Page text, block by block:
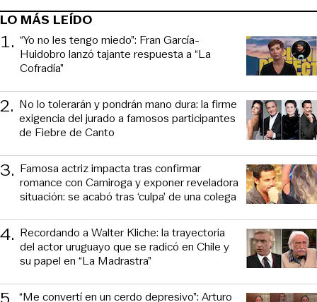
LO MÁS LEÍDO
1. “Yo no les tengo miedo”: Fran García-
Huidobro lanzó tajante respuesta a “La
Cofradía”
2. No lo tolerarán y pondrán mano dura: la firme
exigencia del jurado a famosos participantes
de Fiebre de Canto
3. Famosa actriz impacta tras confirmar
romance con Camiroga y exponer reveladora
situación: se acabó tras ‘culpa’ de una colega
4. Recordando a Walter Kliche: la trayectoria
del actor uruguayo que se radicó en Chile y
su papel en “La Madrastra”
“Me convertí en un cerdo depresivo”: Arturo